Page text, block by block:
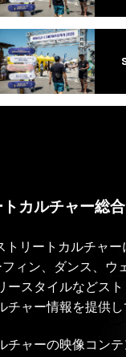
カルチャー総
リートカルチャ
ィン、ダンス、ウ
ースタイルなどス
チャー情報を提供
チャーの映像コン